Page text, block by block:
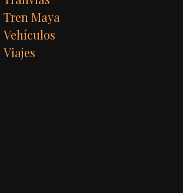
Tren Maya
Vehículos
Viajes